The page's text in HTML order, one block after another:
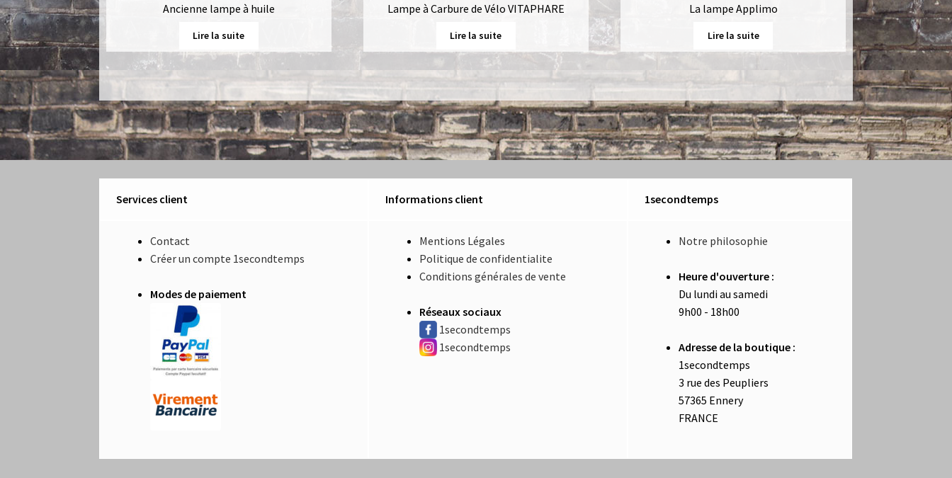
Ancienne lampe à huile
Lire la suite
Lampe à Carbure de Vélo VITAPHARE
Lire la suite
La lampe Applimo
Lire la suite
Services client Informations client 1secondtemps
Contact
Créer un compte 1secondtemps
Modes de paiement
Mentions Légales
Politique de confidentialite
Conditions générales de vente
Réseaux sociaux
1secondtemps
1secondtemps
Notre philosophie
Heure d'ouverture :
Du lundi au samedi
9h00 - 18h00
Adresse de la boutique :
1secondtemps
3 rue des Peupliers
57365 Ennery
FRANCE